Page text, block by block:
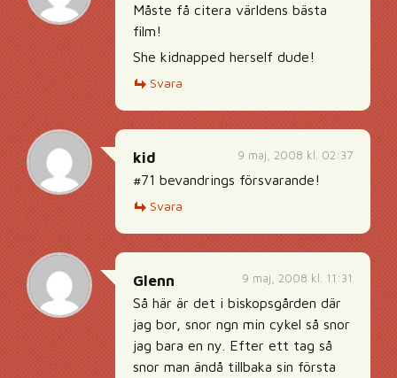
Måste få citera världens bästa
film!
She kidnapped herself dude!
Svara
9 maj, 2008 kl. 02:37
kid
#71 bevandrings försvarande!
Svara
9 maj, 2008 kl. 11:31
Glenn
Så här är det i biskopsgården där
jag bor, snor ngn min cykel så snor
jag bara en ny. Efter ett tag så
snor man ändå tillbaka sin första